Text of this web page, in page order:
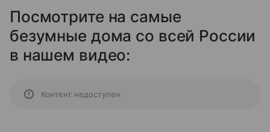
Посмотрите на самые
безумные дома со всей России
в нашем видео:
Контент недоступен